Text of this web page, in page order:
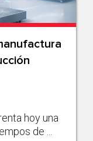
hoy una
de ...